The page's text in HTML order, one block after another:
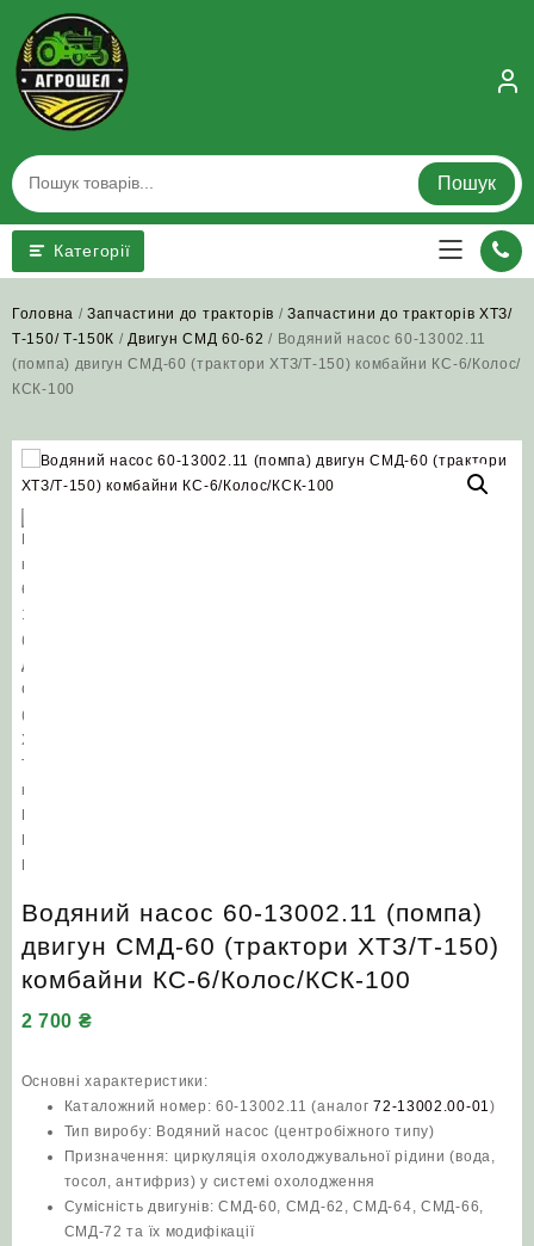
content
Пошук
Категорії
Головна /Запчастини до тракторів /Запчастини до тракторів ХТЗ/
Т-150/ Т-150К / Двигун СМД 60-62 / Водяний насос 60-13002.11
(помпа) двигун СМД-60 (трактори ХТЗ/Т-150) комбайни КС-6/Колос/
КСК-100
Водяний насос 60-13002.11 (помпа)
двигун СМД-60 (трактори ХТЗ/Т-150)
комбайни КС-6/Колос/КСК-100
2 700 ₴
Основні характеристики:
Каталожний номер: 60-13002.11 (аналог72-13002.00-01 )
Тип виробу: Водяний насос (центробіжного типу)
Призначення: циркуляція охолоджувальної рідини (вода,
тосол, антифриз) у системі охолодження
Сумісність двигунів: СМД-60, СМД-62, СМД-64, СМД-66,
СМД-72 та їх модифікації